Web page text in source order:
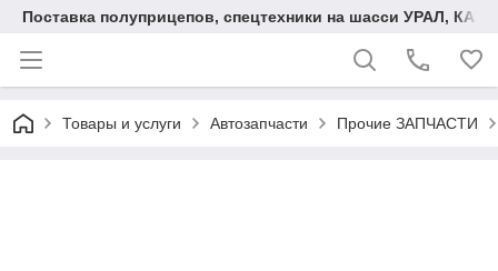
Поставка полуприцепов, спецтехники на шасси УРАЛ,
Товары и услуги Автозапчасти Прочие ЗАПЧАСТИ